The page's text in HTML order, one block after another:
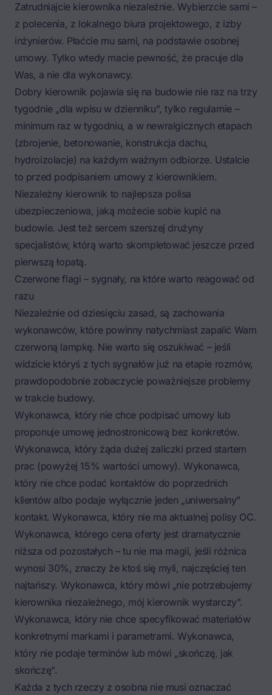
Zatrudniajcie kierownika niezależnie. Wybierzcie sami –
z polecenia, z lokalnego biura projektowego, z izby
inżynierów. Płaćcie mu sami, na podstawie osobnej
umowy. Tylko wtedy macie pewność, że pracuje dla
Was, a nie dla wykonawcy.
Dobry kierownik pojawia się na budowie nie raz na trzy
tygodnie „dla wpisu w dzienniku", tylko regularnie –
minimum raz w tygodniu, a w newralgicznych etapach
(zbrojenie, betonowanie, konstrukcja dachu,
hydroizolacje) na każdym ważnym odbiorze. Ustalcie
to przed podpisaniem umowy z kierownikiem.
Niezależny kierownik to najlepsza polisa
ubezpieczeniowa, jaką możecie sobie kupić na
budowie. Jest też sercem szerszej drużyny
specjalistów, którą warto skompletować jeszcze przed
pierwszą łopatą.
Czerwone flagi – sygnały, na które warto reagować od
razu
Niezależnie od dziesięciu zasad, są zachowania
wykonawców, które powinny natychmiast zapalić Wam
czerwoną lampkę. Nie warto się oszukiwać – jeśli
widzicie któryś z tych sygnałów już na etapie rozmów,
prawdopodobnie zobaczycie poważniejsze problemy
w trakcie budowy.
Wykonawca, który nie chce podpisać umowy lub
proponuje umowę jednostronicową bez konkretów.
Wykonawca, który żąda dużej zaliczki przed startem
prac (powyżej 15% wartości umowy). Wykonawca,
który nie chce podać kontaktów do poprzednich
klientów albo podaje wyłącznie jeden „uniwersalny"
kontakt. Wykonawca, który nie ma aktualnej polisy OC.
Wykonawca, którego cena oferty jest dramatycznie
niższa od pozostałych – tu nie ma magii, jeśli różnica
wynosi 30%, znaczy że ktoś się myli, najczęściej ten
najtańszy. Wykonawca, który mówi „nie potrzebujemy
kierownika niezależnego, mój kierownik wystarczy".
Wykonawca, który nie chce specyfikować materiałów
konkretnymi markami i parametrami. Wykonawca,
który nie podaje terminów lub mówi „skończę, jak
skończę".
Każda z tych rzeczy z osobna nie musi oznaczać